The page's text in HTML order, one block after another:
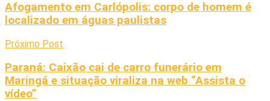
Afogamento em Carlópolis: corpo de homem é
localizado em águas paulistas
Próximo Post
Paraná: Caixão cai de carro funerário em
Maringá e situação viraliza na web “Assista o
vídeo”